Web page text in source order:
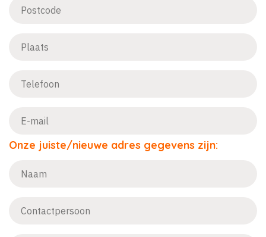
Onze juiste/nieuwe adres gegevens zijn: